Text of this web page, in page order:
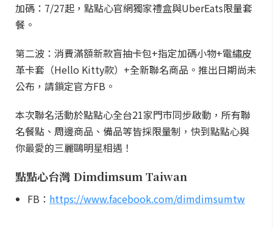
加碼：7/27起，點點心官網獨家禮盒與UberEats限量套
餐。
第二波：消費滿額新款盲抽卡包+指定加碼小物+電繡皮
革卡套（Hello Kitty款）+全新聯名商品。推出日期尚未
公布，請鎖定官方FB。
本次聯名活動於點點心全台21家門市同步啟動，所有聯
名餐點、周邊商品、備品等皆採限量制，快到點點心與
你最愛的三麗鷗明星相遇！
點點心台灣 Dimdimsum Taiwan
FB： https://www.facebook.com/dimdimsumtw